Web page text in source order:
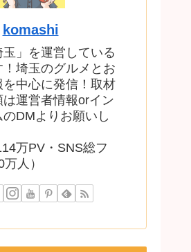
komashi
玉」を運営している
！埼玉のグルメとお
を中心に発信！取材
は運営者情報orイン
のDMよりお願いし
万PV・SNS総フ
人）